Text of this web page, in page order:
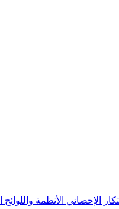
الإحصائي الأنظمة واللوائح